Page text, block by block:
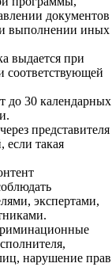
документов
и выполнении иных
выдается при
соответствующей
до 30 календарных
представителя
если такая
экспертами,
нарушение прав